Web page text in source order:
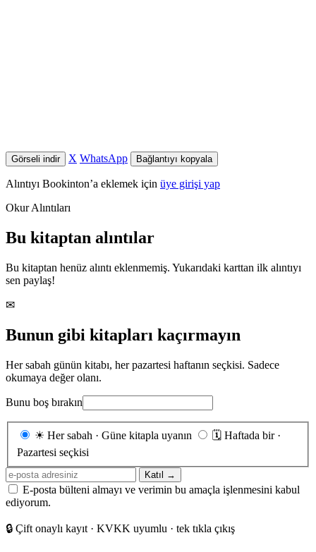
Görseli indir X WhatsApp Bağlantıyı kopyala
Alıntıyı Bookinton’a eklemek için üye girişi yap
Okur Alıntıları
Bu kitaptan alıntılar
Bu kitaptan henüz alıntı eklenmemiş. Yukarıdaki karttan ilk alıntıyı
sen paylaş!
✉
Bunun gibi kitapları kaçırmayın
Her sabah günün kitabı, her pazartesi haftanın seçkisi. Sadece
okumaya değer olanı.
Bunu boş bırakın
Gönderim
☀ Her sabah · Güne kitapla uyanın 🗓 Haftada bir ·
Pazartesi seçkisi
E-
posta
adresiniz
Katıl →
E-posta bülteni almayı ve verimin bu amaçla işlenmesini kabul
ediyorum.
🔒 Çift onaylı kayıt · KVKK uyumlu · tek tıkla çıkış